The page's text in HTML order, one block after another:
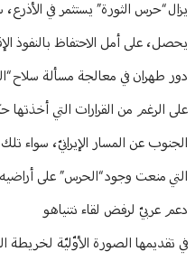
يزال “حرس الثورة” يستثمر في
يحصل، على أمل الاحتفاظ بالنفوذ
دور طهران في معالجة مسألة سلاح
على الرغم من القرارات التي
الجنوب عن المسار الإيرانيّ، سواء
التي منعت وجود “الحرس” على
دعم عربيّ لرفض لقاء نتنياهو
في تقديمها الصورة الأوّليّة لخريطة